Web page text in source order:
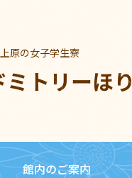
原の女子学生寮
ミトリーほり
館内のご案内